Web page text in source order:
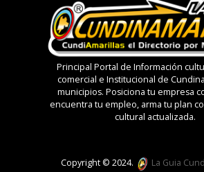
Principal Portal de Información
comercial e Institucional de
municipios. Posiciona tu empresa
encuentra tu empleo, arma tu plan
cultural actualizada.
Copyright © 2024. La Guia